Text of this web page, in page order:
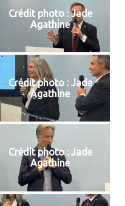
Crédit photo : Jade
Agathine
Crédit photo : Jade
Agathine
Crédit photo : Jade
Agathine